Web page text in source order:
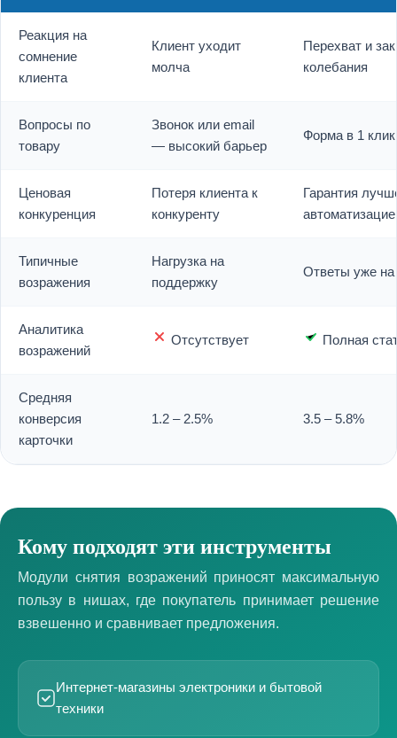
Реакция на
сомнение
клиента
Клиент уходит
молча
Перехват и
колебания
Вопросы по
товару
Звонок или email
— высокий барьер
Форма в 1
Ценовая
конкуренция
Потеря клиента к
конкуренту
Гарантия
Типичные
возражения
Нагрузка на
поддержку
Ответы уже на
Аналитика
возражений
Отсутствует Полная
Средняя
конверсия
карточки
1.2 – 2.5% 3.5 – 5.8%
Кому подходят эти инструменты
Модули снятия возражений приносят максимальную
пользу в нишах, где покупатель принимает решение
взвешенно и сравнивает предложения.
Интернет-магазины электроники и бытовой
техники